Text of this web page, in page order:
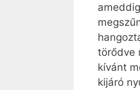
törődve
kívánt
kijáró